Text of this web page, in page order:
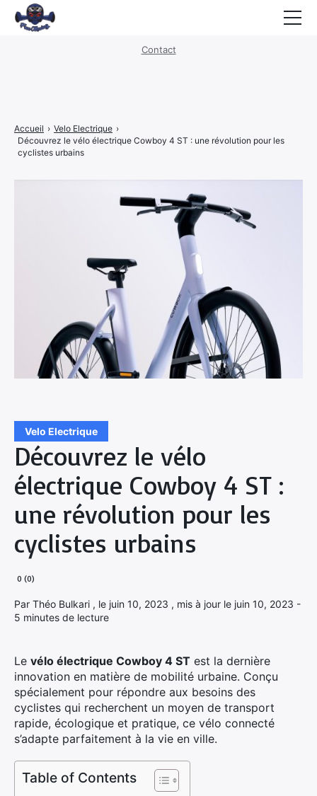
Accueil › Velo Electrique ›
Découvrez le vélo électrique Cowboy 4 ST : une révolution pour les
cyclistes urbains
Velo Electrique
Découvrez le vélo
électrique Cowboy 4 ST :
une révolution pour les
cyclistes urbains
0 (0)
Par Théo Bulkari , le juin 10, 2023 , mis à jour le juin 10, 2023 -
5 minutes de lecture
Le vélo électrique Cowboy 4 ST est la dernière
innovation en matière de mobilité urbaine. Conçu
spécialement pour répondre aux besoins des
cyclistes qui recherchent un moyen de transport
rapide, écologique et pratique, ce vélo connecté
s’adapte parfaitement à la vie en ville.
Table of Contents
Moto Electrique
Nouvelles Energies
Contact